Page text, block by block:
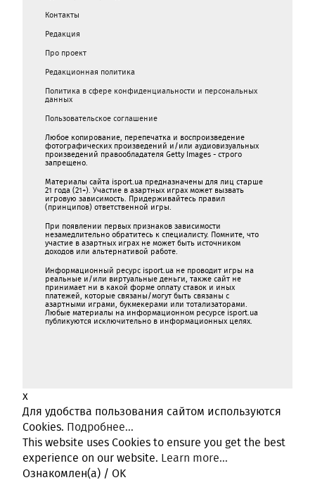
Контакты
Редакция
Про проект
Редакционная политика
Политика в сфере конфиденциальности и персональных
данных
Пользовательское соглашение
Любое копирование, перепечатка и воспроизведение
фотографических произведений и/или аудиовизуальных
произведений правообладателя Getty Images - строго
запрещено.
Материалы сайта isport.ua предназначены для лиц старше
21 года (21+). Участие в азартных играх может вызвать
игровую зависимость. Придерживайтесь правил
(принципов) ответственной игры.
При появлении первых признаков зависимости
незамедлительно обратитесь к специалисту. Помните, что
участие в азартных играх не может быть источником
доходов или альтернативой работе.
Информационный ресурс isport.ua не проводит игры на
реальные и/или виртуальные деньги, также сайт не
принимает ни в какой форме oплaту ставок и иных
платежей, которые связаны/могут быть связаны c
азартными игрaми, букмекерами или тотализаторами.
Любые материалы на информационном ресурсе isport.ua
публикуютcя исключительно в информационных целях.
x
Для удобства пользования сайтом используются
Cookies. Подробнее...
This website uses Cookies to ensure you get the best
experience on our website. Learn more...
Ознакомлен(а) / OK